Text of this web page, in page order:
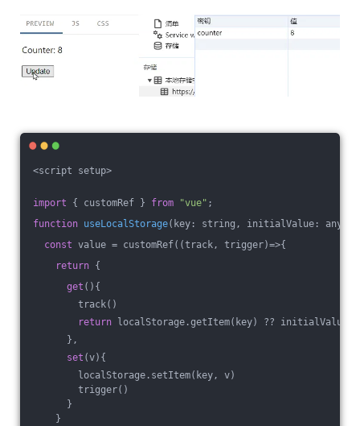
<script setup>
import { customRef } from "vue" ;
function useLocalStorage( key: string, initialValue: any
const value = customRef( (track, trigger)=>{
return {
get (){
track()
return localStorage.getItem(key) ?? initialValue
},
set (v){
localStorage.setItem(key, v)
trigger()
}
}